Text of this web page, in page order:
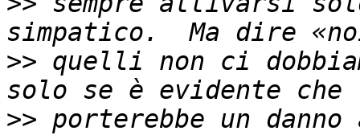
>> quelli non ci
>> porterebbe un